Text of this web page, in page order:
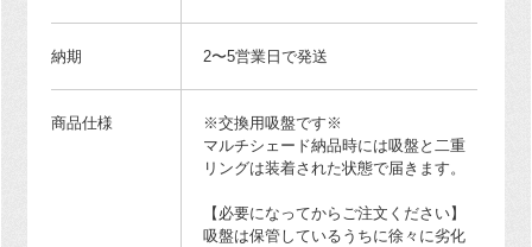
納期 2〜5営業日で発送
商品仕様
※交換用吸盤です※
マルチシェード納品時には吸盤と二重
リングは装着された状態で届きます。
【必要になってからご注文ください】
吸盤は保管しているうちに徐々に劣化